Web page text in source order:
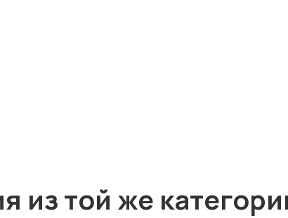
из той же